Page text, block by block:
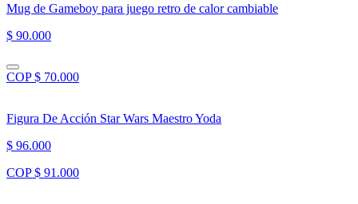
Mug de Gameboy para juego retro de calor cambiable
$ 90.000
COP $ 70.000
Figura De Acción Star Wars Maestro Yoda
$ 96.000
COP $ 91.000